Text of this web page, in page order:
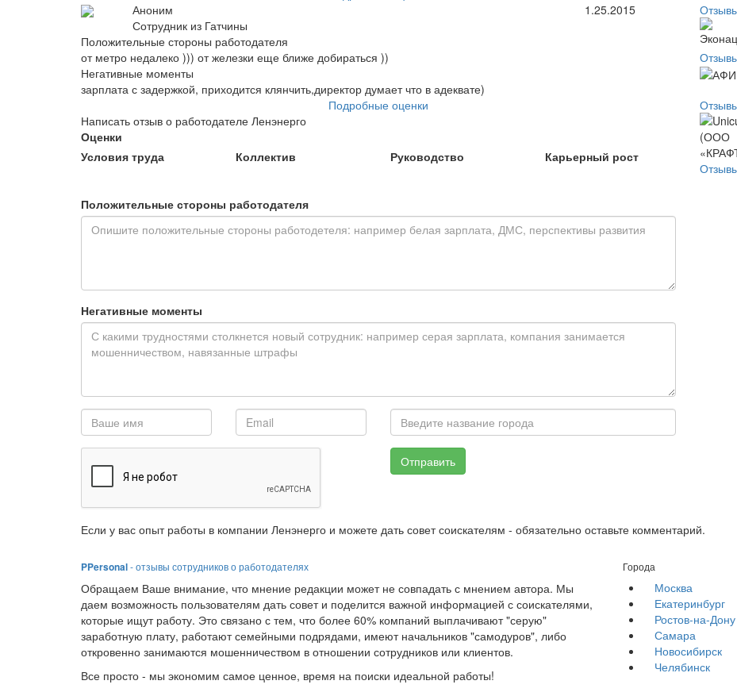
Аноним
Сотрудник из Гатчины
1.25.2015
Положительные стороны работодателя
от метро недалеко ))) от железки еще ближе добираться ))
Негативные моменты
зарплата с задержкой, приходится клянчить,директор думает что в адеквате)
Подробные оценки
Написать отзыв о работодателе Ленэнерго
Оценки
Условия труда
Коллектив Руководство Карьерный рост
Положительные стороны работодателя
Негативные моменты
Отправить
Если у вас опыт работы в компании Ленэнерго и можете дать совет соискателям - обязательно оставьте комментарий.
PPersonal- отзывы сотрудников о работодателях
Обращаем Ваше внимание, что мнение редакции может не совпадать с мнением автора. Мы
даем возможность пользователям дать совет и поделится важной информацией с соискателями,
которые ищут работу. Это связано с тем, что более 60% компаний выплачивают "серую"
заработную плату, работают семейными подрядами, имеют начальников "самодуров", либо
откровенно занимаются мошенничеством в отношении сотрудников или клиентов.
Все просто - мы экономим самое ценное, время на поиски идеальной работы!
Города
Москва
Екатеринбург
Ростов-на-Дону
Самара
Новосибирск
Челябинск